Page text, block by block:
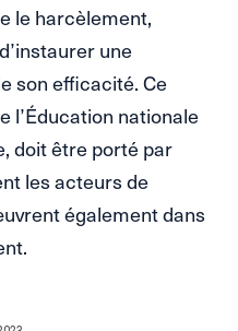
le harcèlement,
une
son efficacité. Ce
l’Éducation nationale
doit être porté par
les acteurs de
également dans